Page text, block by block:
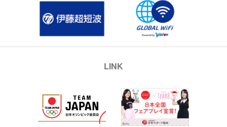
LINK